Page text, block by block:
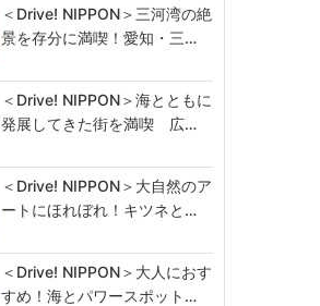
＜Drive! NIPPON＞三河湾の絶
景を存分に満喫！愛知・三…
＜Drive! NIPPON＞海とともに
発展してきた街を満喫 広…
＜Drive! NIPPON＞大自然のア
ートにほれぼれ！キツネと…
＜Drive! NIPPON＞大人におす
すめ！海とパワースポット…